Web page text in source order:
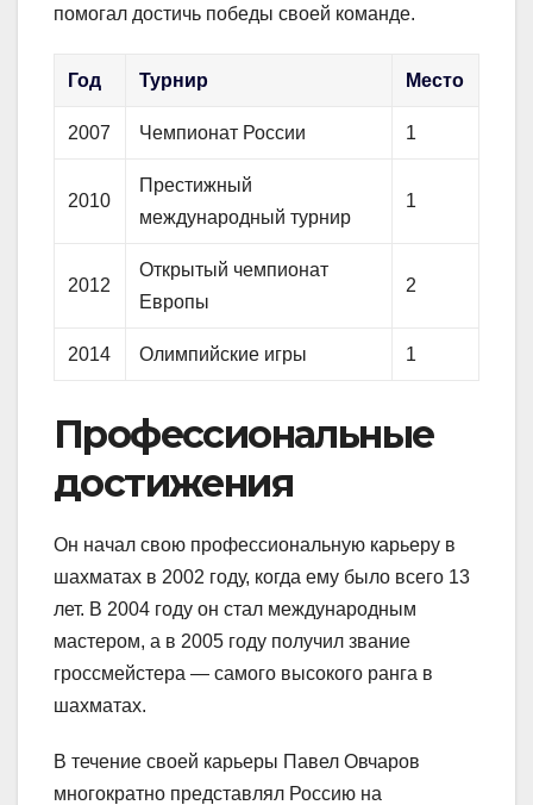
помогал достичь победы своей команде.
Год Турнир Место
2007 Чемпионат России 1
2010
Престижный
международный турнир
1
2012
Открытый чемпионат
Европы
2
2014 Олимпийские игры 1
Профессиональные
достижения
Он начал свою профессиональную карьеру в
шахматах в 2002 году, когда ему было всего 13
лет. В 2004 году он стал международным
мастером, а в 2005 году получил звание
гроссмейстера — самого высокого ранга в
шахматах.
В течение своей карьеры Павел Овчаров
многократно представлял Россию на